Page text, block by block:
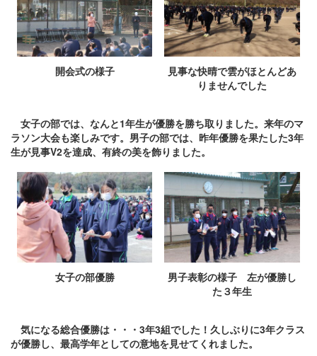
開会式の様子
見事な快晴で雲がほとんどあ
りませんでした
女子の部では、なんと1年生が優勝を勝ち取りました。来年のマ
ラソン大会も楽しみです。男子の部では、昨年優勝を果たした3年
生が見事V2を達成、有終の美を飾りました。
女子の部優勝
男子表彰の様子 左が優勝し
た３年生
気になる総合優勝は・・・3年3組でした！久しぶりに3年クラス
が優勝し、最高学年としての意地を見せてくれました。